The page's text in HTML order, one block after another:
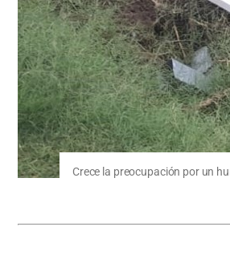
Crece la preocupación por un